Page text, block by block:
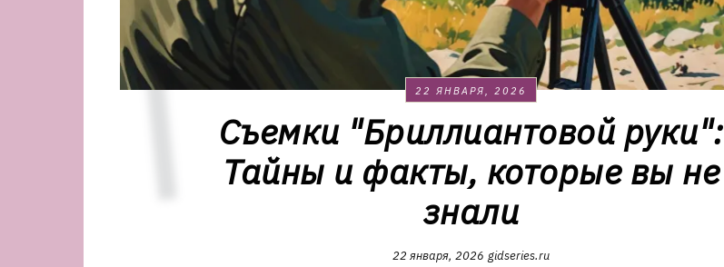
22 ЯНВАРЯ, 2026
Съемки "Бриллиантовой руки":
Тайны и факты, которые вы не
знали
22 января, 2026 gidseries.ru